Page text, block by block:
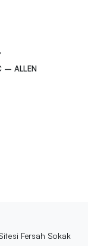
– ALLEN
Fersah Sokak